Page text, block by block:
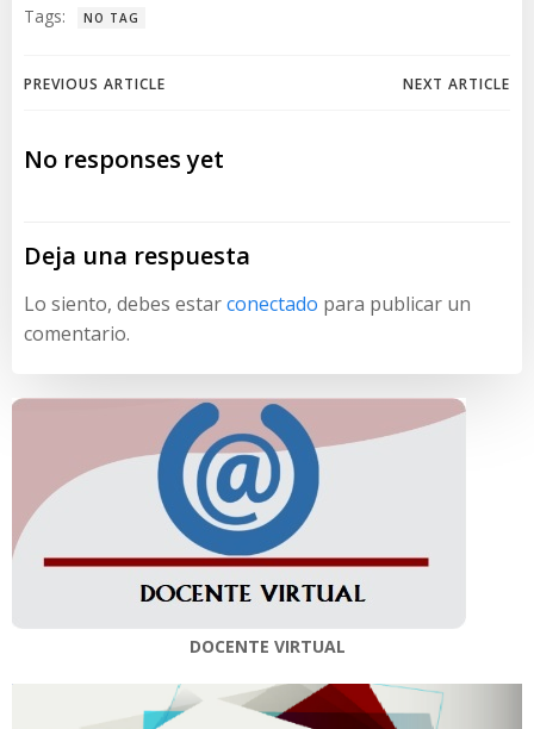
Tags: NO TAG
Navegación
de
PREVIOUS ARTICLE
Navegación
NEXT ARTICLE
No responses yet
Deja una respuesta
Lo siento, debes estarconectado para publicar un
comentario.
DOCENTE VIRTUAL